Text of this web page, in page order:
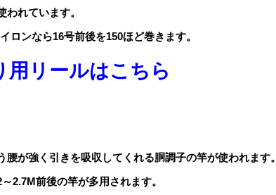
れています。
ロンなら16号前後を150ほど巻きます。
リールはこちら
が強く引きを吸収してくれる胴調子の竿が使われます。
2.7M前後の竿が多用されます。